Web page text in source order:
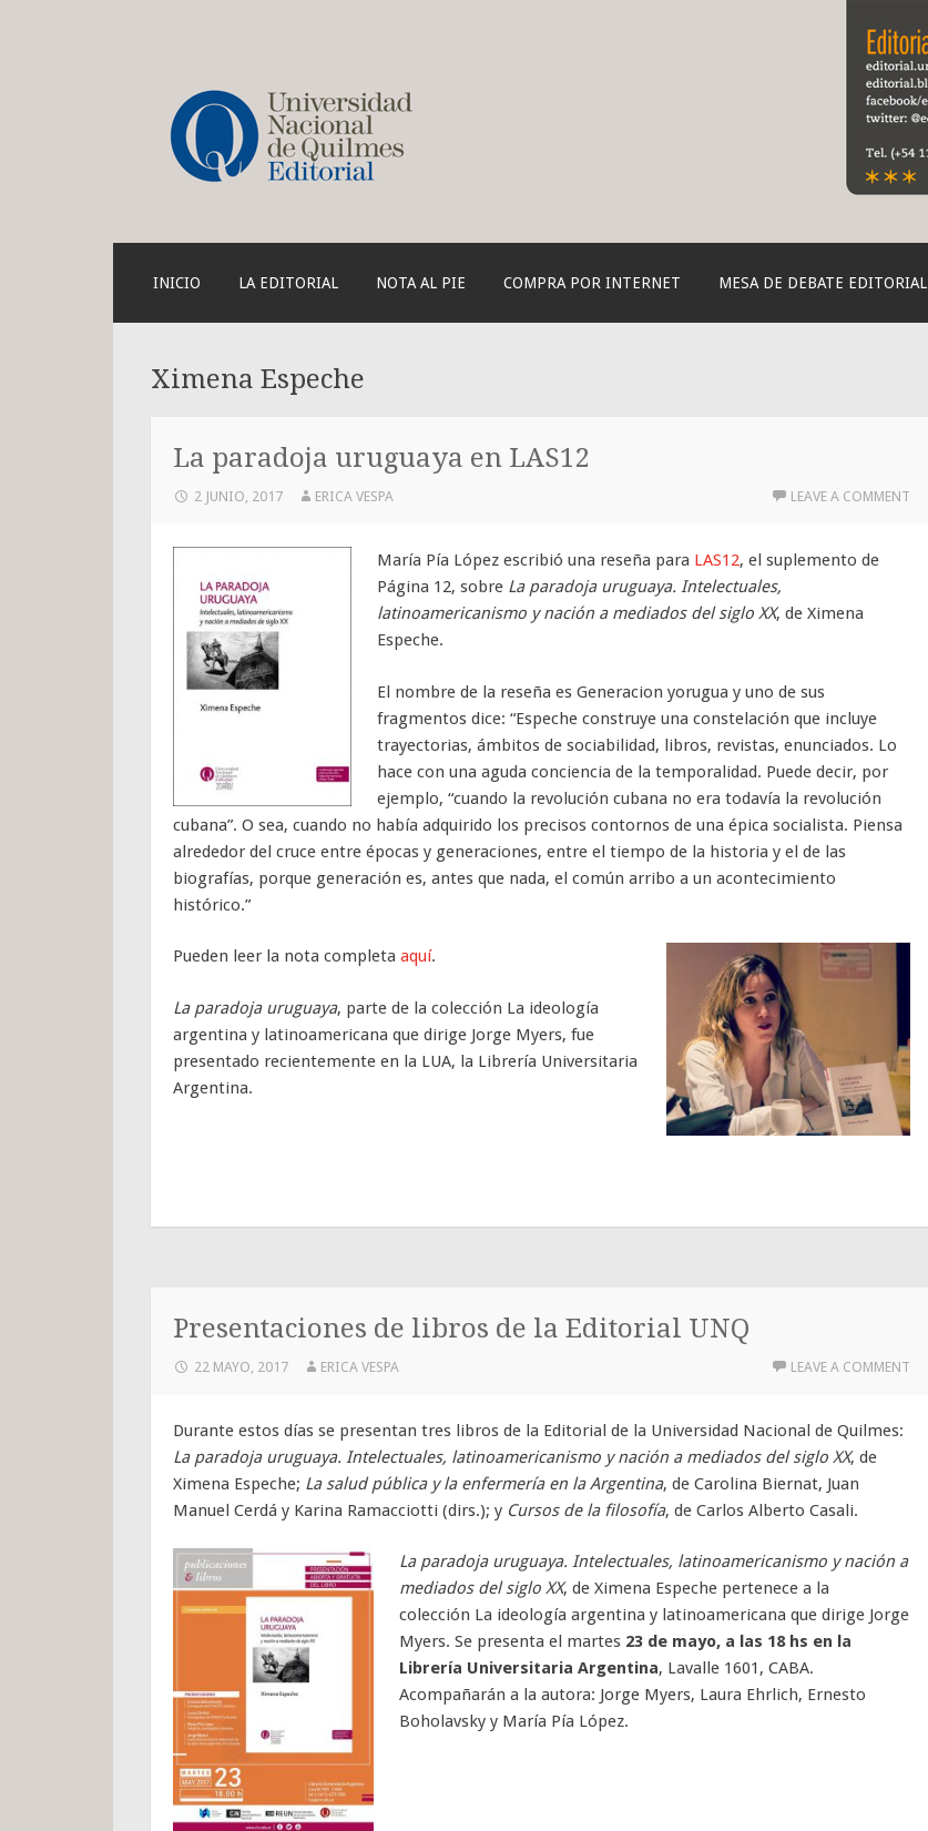
CONTENT
INICIO LA EDITORIAL NOTA AL PIE COMPRA POR INTERNET MESA DE DEBATE EDITORIAL
Ximena Espeche
La paradoja uruguaya en LAS12
2 JUNIO, 2017 ERICA VESPA LEAVE A COMMENT
María Pía López escribió una reseña para LAS12, el suplemento de
Página 12, sobre La paradoja uruguaya. Intelectuales,
latinoamericanismo y nación a mediados del siglo XX, de Ximena
Espeche.
El nombre de la reseña es Generacion yorugua y uno de sus
fragmentos dice: “Espeche construye una constelación que incluye
trayectorias, ámbitos de sociabilidad, libros, revistas, enunciados. Lo
hace con una aguda conciencia de la temporalidad. Puede decir, por
ejemplo, “cuando la revolución cubana no era todavía la revolución
cubana”. O sea, cuando no había adquirido los precisos contornos de una épica socialista. Piensa
alrededor del cruce entre épocas y generaciones, entre el tiempo de la historia y el de las
biografías, porque generación es, antes que nada, el común arribo a un acontecimiento
histórico.”
Pueden leer la nota completa aquí.
La paradoja uruguaya, parte de la colección La ideología
argentina y latinoamericana que dirige Jorge Myers, fue
presentado recientemente en la LUA, la Librería Universitaria
Argentina.
Presentaciones de libros de la Editorial UNQ
22 MAYO, 2017 ERICA VESPA LEAVE A COMMENT
Durante estos días se presentan tres libros de la Editorial de la Universidad Nacional de Quilmes:
La paradoja uruguaya. Intelectuales, latinoamericanismo y nación a mediados del siglo XX, de
Ximena Espeche; La salud pública y la enfermería en la Argentina, de Carolina Biernat, Juan
Manuel Cerdá y Karina Ramacciotti (dirs.); y Cursos de la filosofía, de Carlos Alberto Casali.
La paradoja uruguaya. Intelectuales, latinoamericanismo y nación a
mediados del siglo XX, de Ximena Espeche pertenece a la
colección La ideología argentina y latinoamericana que dirige Jorge
Myers. Se presenta el martes 23 de mayo, a las 18 hs en la
Librería Universitaria Argentina, Lavalle 1601, CABA.
Acompañarán a la autora: Jorge Myers, Laura Ehrlich, Ernesto
Boholavsky y María Pía López.